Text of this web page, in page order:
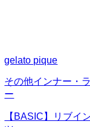
gelato pique
その他インナー・
ー
【BASIC】リブイ